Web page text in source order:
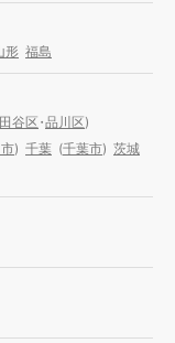
形 福島
谷区・品川区)
) 千葉 (千葉市) 茨城